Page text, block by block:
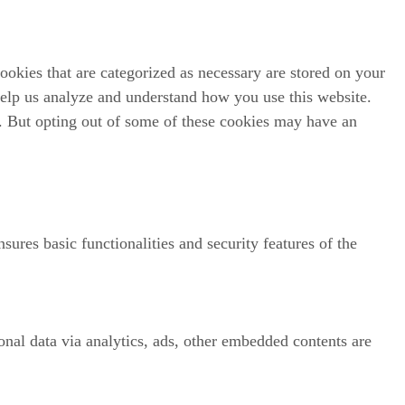
that are categorized as necessary are stored on your
us analyze and understand how you use this website.
opting out of some of these cookies may have an
basic functionalities and security features of the
data via analytics, ads, other embedded contents are